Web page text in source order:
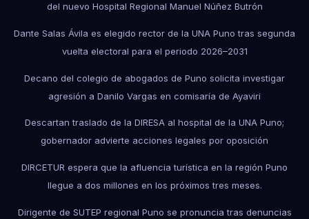
del nuevo Hospital Regional Manuel Núñez Butrón
Dante Salas Ávila es elegido rector de la UNA Puno tras segunda
vuelta electoral para el periodo 2026–2031
Decano del colegio de abogados de Puno solicita investigar
agresión a Danilo Vargas en comisaría de Ayaviri
Descartan traslado de la DIRESA al hospital de la UNA Puno;
gobernador advierte acciones legales por oposición
DIRCETUR espera que la afluencia turística en la región Puno
llegue a dos millones en los próximos tres meses.
Dirigente de SUTEP regional Puno se pronuncia tras denuncias